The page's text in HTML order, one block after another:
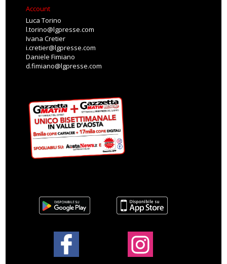
Account
Luca Torino
l.torino@lgpresse.com
Ivana Cretier
i.cretier@lgpresse.com
Daniele Fimiano
d.fimiano@lgpresse.com